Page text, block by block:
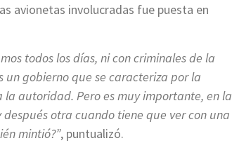
avionetas involucradas fue puesta en
todos los días, ni con criminales de la
un gobierno que se caracteriza por la
la autoridad. Pero es muy importante, en la
otra cuando tiene que ver con una
mintió?”, puntualizó.